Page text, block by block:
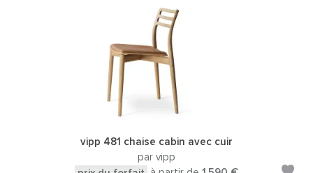
vipp 481 chaise cabin avec cuir
par vipp